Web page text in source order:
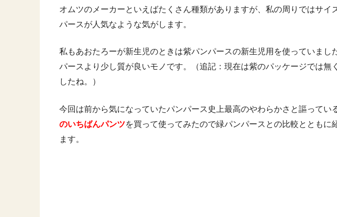
オムツのメーカーといえばたくさん種類がありますが、私の周りではサイ
パースが人気なような気がします。
私もあおたろーが新生児のときは紫パンパースの新生児用を使っていまし
パースより少し質が良いモノです。（追記：現在は紫のパッケージでは無
したね。）
今回は前から気になっていたパンパース史上最高のやわらかさと謳ってい
のいちばんパンツを買って使ってみたので緑パンパースとの比較とともに
ます。